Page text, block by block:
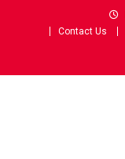
Contact Us